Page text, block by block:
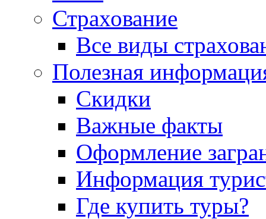
Страхование
Все виды
Полезная
Скидки
Важные факты
Оформление
Информация
Где купить туры?